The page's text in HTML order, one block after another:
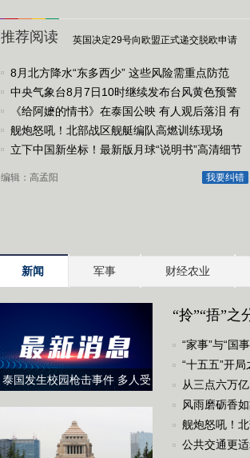
推荐阅读 英国决定29号向欧盟正式递交脱欧申请
8月北方降水“东多西少” 这些风险需重点防范
中央气象台8月7日10时继续发布台风黄色预警
《给阿嬷的情书》在泰国公映 有人观后落泪 有
人提笔寄语亲人
舰炮怒吼！北部战区舰艇编队高燃训练现场
立下中国新坐标！最新版月球“说明书”高清细节
我要纠错
编辑：高孟阳
新闻 军事 财经农业
泰国发生校园枪击事件 多人受
“拎”“捂”之
“家事”与“国
“十五五”开
从三点六万
风雨磨砺香
舰炮怒吼！
公共交通更